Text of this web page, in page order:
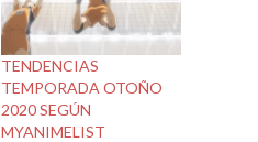
TENDENCIAS
TEMPORADA OTOÑO
2020 SEGÚN
MYANIMELIST